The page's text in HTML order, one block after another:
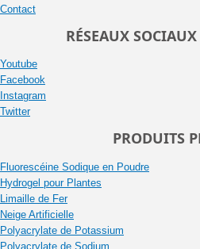
Contact
RÉSEAUX
Youtube
Facebook
Instagram
Twitter
PRODUITS
Fluorescéine Sodique en Poudre
Hydrogel pour Plantes
Limaille de Fer
Neige Artificielle
Polyacrylate de Potassium
Polyacrylate de Sodium